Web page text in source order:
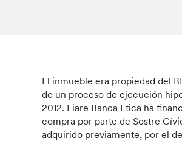
El inmueble era propiedad del
de un proceso de ejecución
2012. Fiare Banca Etica ha
compra por parte de Sostre
adquirido previamente, por el